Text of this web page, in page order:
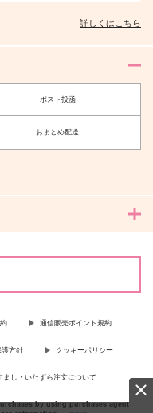
の一
詳しくはこちら
ポスト投函
おまとめ配送
通信販売ポイント規約
方針 クッキーポリシー
まし・いたずら注文について
by using purchases agent